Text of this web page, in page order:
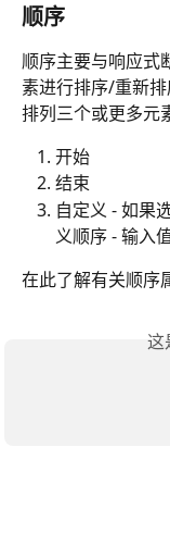
顺序
顺序主要与响应式
素进行排序/重新
排列三个或更多元
开始
结束
自定义 - 如果
义顺序 - 输入
在此了解有关顺序
这